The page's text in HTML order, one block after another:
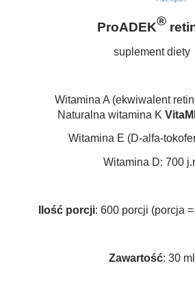
ProADEK®
suplement diety
Witamina A (ekwiwalent
Naturalna witamina K Vita
Witamina E (D-alfa-
Witamina D: 700
Ilość porcji: 600 porcji (porcja
Zawartość: 30 ml